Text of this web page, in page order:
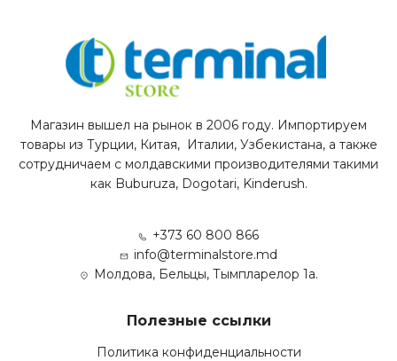
Магазин вышел на рынок в 2006 году. Импортируем
товары из Турции, Китая, Италии, Узбекистана, а также
сотрудничаем с молдавскими производителями такими
как Buburuza, Dogotari, Kinderush.
+373 60 800 866
info@terminalstore.md
Молдова, Бельцы, Тымпларелор 1а.
Полезные ссылки
Политика конфиденциальности